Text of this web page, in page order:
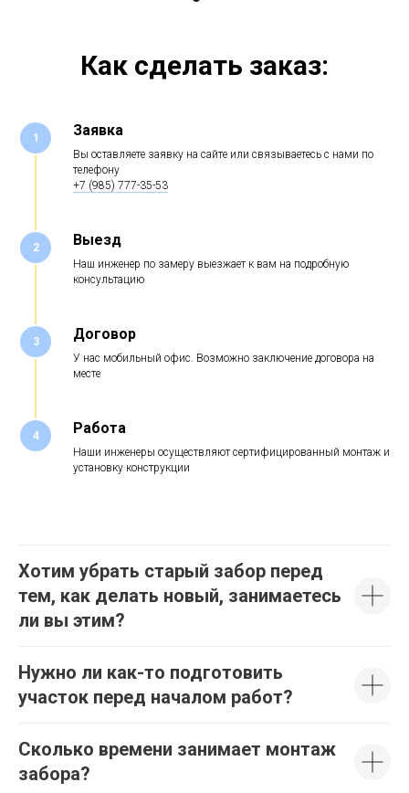
Как сделать заказ:
1 Заявка
Вы оставляете заявку на сайте или связываетесь с нами по
телефону
+7 (985) 777-35-53
2 Выезд
Наш инженер по замеру выезжает к вам на подробную
консультацию
3 Договор
У нас мобильный офис. Возможно заключение договора на
месте
4 Работа
Наши инженеры осуществляют сертифицированный монтаж и
установку конструкции
Хотим убрать старый забор перед
тем, как делать новый, занимаетесь
ли вы этим?
Нужно ли как-то подготовить
участок перед началом работ?
Сколько времени занимает монтаж
забора?